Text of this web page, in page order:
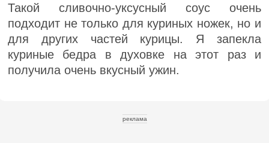
Такой сливочно-уксусный соус очень
подходит не только для куриных ножек, но и
для других частей курицы. Я запекла
куриные бедра в духовке на этот раз и
получила очень вкусный ужин.
реклама